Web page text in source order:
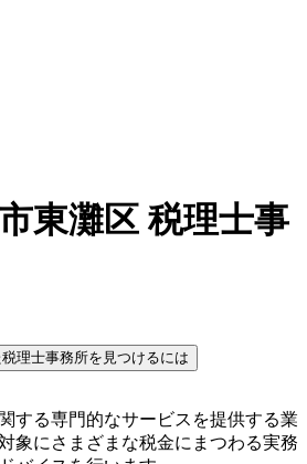
東灘区 税理士事
理士事務所を見つけるには
する専門的なサービスを提供する業
象にさまざまな税金にまつわる実務